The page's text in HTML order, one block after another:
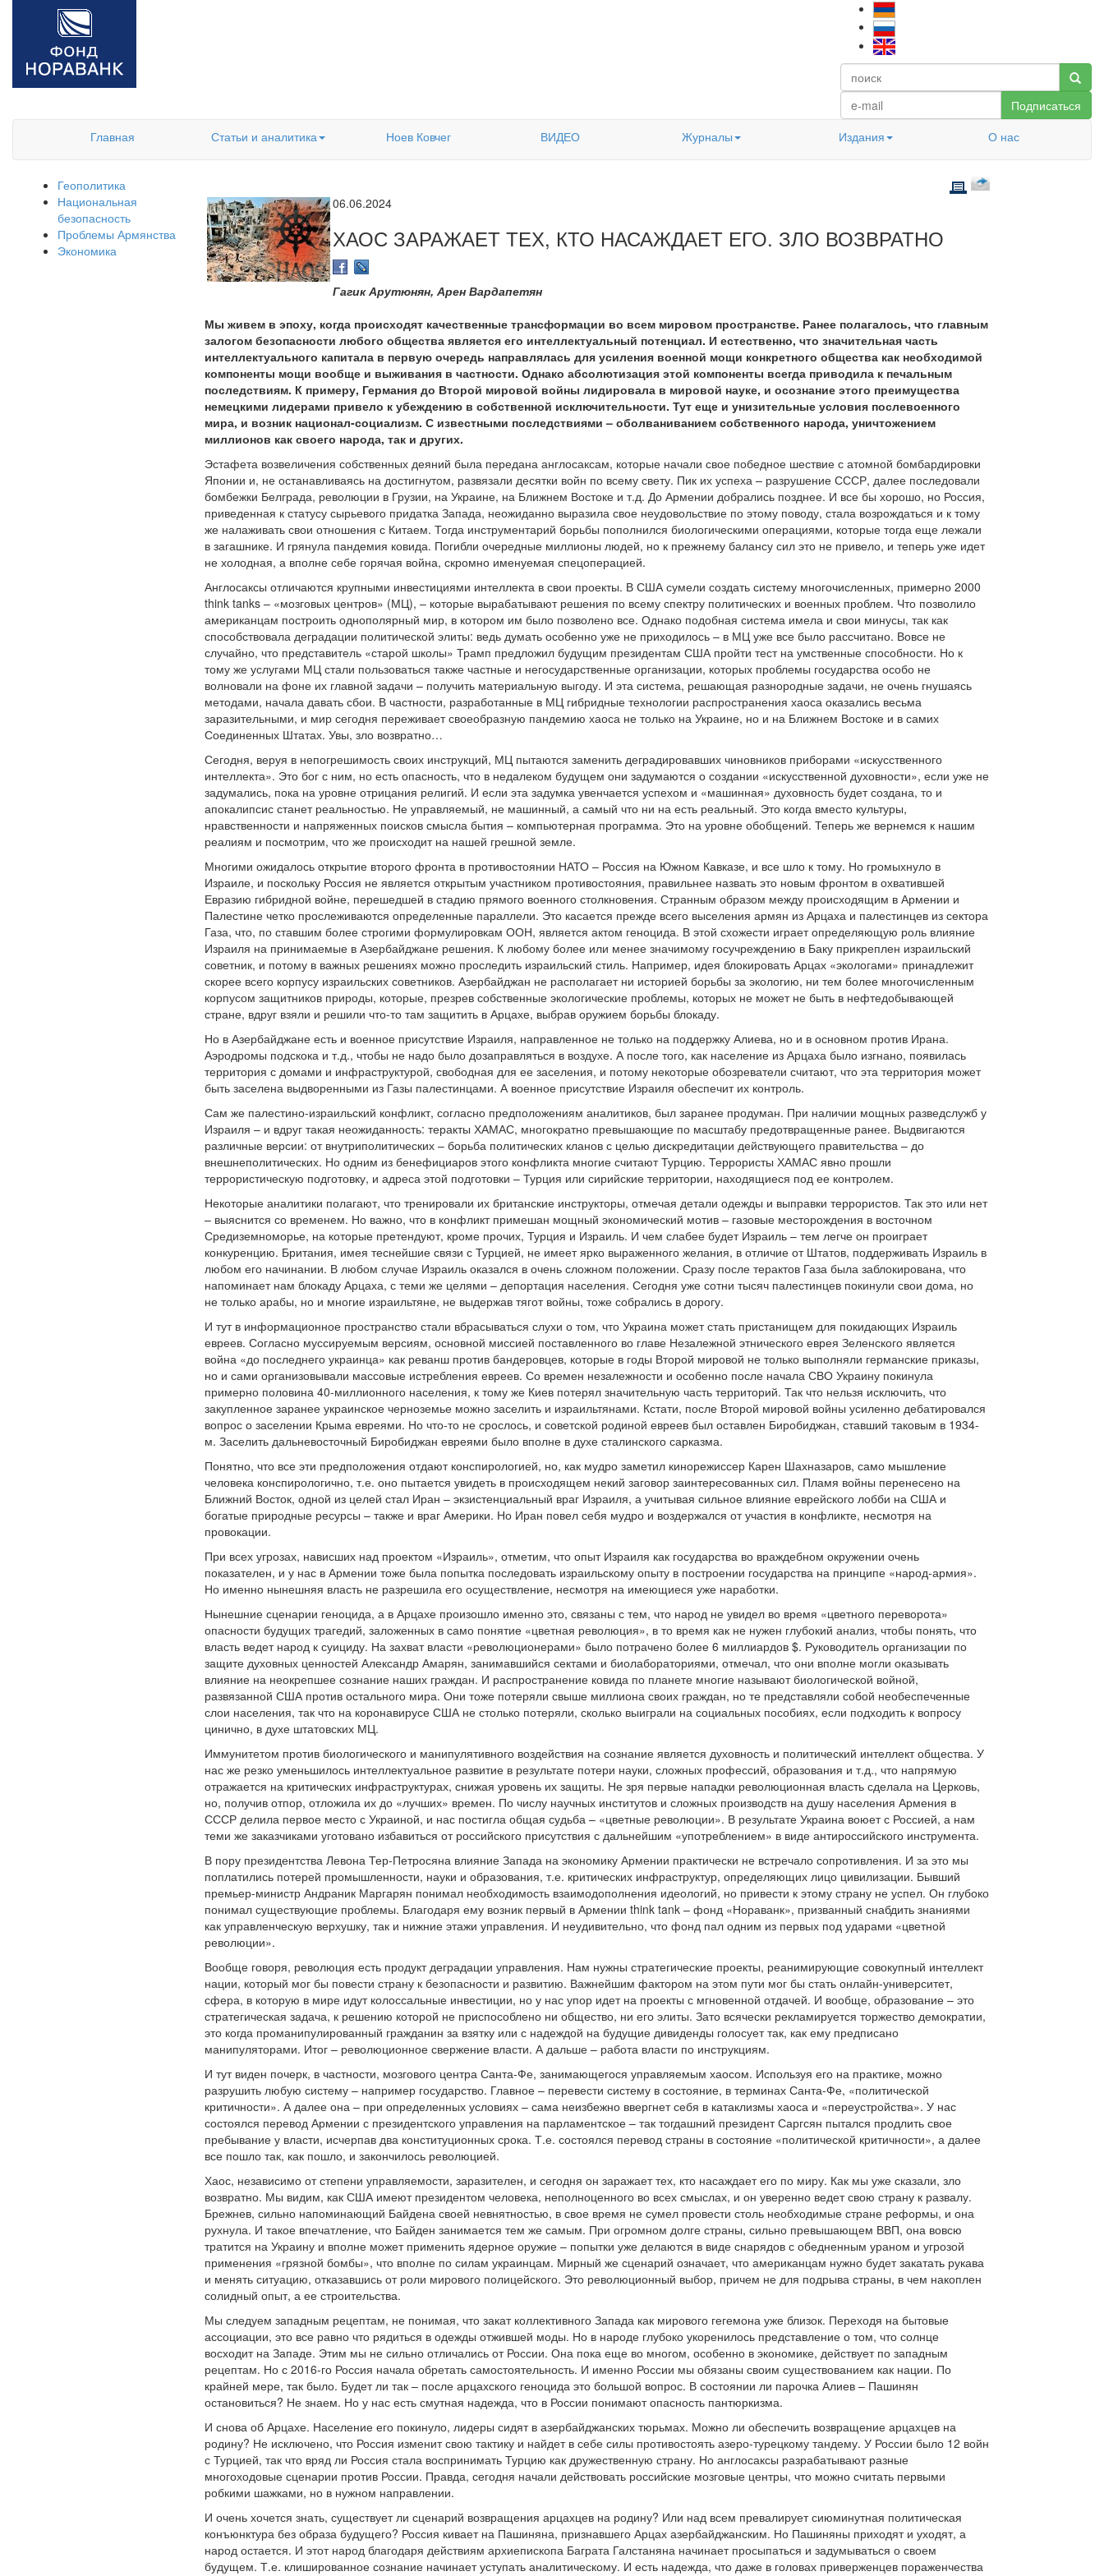
Подписаться
Главная
Статьи и аналитика Ноев Ковчег ВИДЕО Журналы Издания О нас
Геополитика
Национальная
безопасность
Проблемы Армянства
Экономика
06.06.2024
ХАОС ЗАРАЖАЕТ ТЕХ, КТО НАСАЖДАЕТ ЕГО. ЗЛО ВОЗВРАТНО
Гагик Арутюнян, Арен Вардапетян
Мы живем в эпоху, когда происходят качественные трансформации во всем мировом пространстве. Ранее полагалось, что главным
залогом безопасности любого общества является его интеллектуальный потенциал. И естественно, что значительная часть
интеллектуального капитала в первую очередь направлялась для усиления военной мощи конкретного общества как необходимой
компоненты мощи вообще и выживания в частности. Однако абсолютизация этой компоненты всегда приводила к печальным
последствиям. К примеру, Германия до Второй мировой войны лидировала в мировой науке, и осознание этого преимущества
немецкими лидерами привело к убеждению в собственной исключительности. Тут еще и унизительные условия послевоенного
мира, и возник национал-социализм. С известными последствиями – оболваниванием собственного народа, уничтожением
миллионов как своего народа, так и других.
Эстафета возвеличения собственных деяний была передана англосаксам, которые начали свое победное шествие с атомной бомбардировки
Японии и, не останавливаясь на достигнутом, развязали десятки войн по всему свету. Пик их успеха – разрушение СССР, далее последовали
бомбежки Белграда, революции в Грузии, на Украине, на Ближнем Востоке и т.д. До Армении добрались позднее. И все бы хорошо, но Россия,
приведенная к статусу сырьевого придатка Запада, неожиданно выразила свое неудовольствие по этому поводу, стала возрождаться и к тому
же налаживать свои отношения с Китаем. Тогда инструментарий борьбы пополнился биологическими операциями, которые тогда еще лежали
в загашнике. И грянула пандемия ковида. Погибли очередные миллионы людей, но к прежнему балансу сил это не привело, и теперь уже идет
не холодная, а вполне себе горячая война, скромно именуемая спецоперацией.
Англосаксы отличаются крупными инвестициями интеллекта в свои проекты. В США сумели создать систему многочисленных, примерно 2000
think tanks – «мозговых центров» (МЦ), – которые вырабатывают решения по всему спектру политических и военных проблем. Что позволило
американцам построить однополярный мир, в котором им было позволено все. Однако подобная система имела и свои минусы, так как
способствовала деградации политической элиты: ведь думать особенно уже не приходилось – в МЦ уже все было рассчитано. Вовсе не
случайно, что представитель «старой школы» Трамп предложил будущим президентам США пройти тест на умственные способности. Но к
тому же услугами МЦ стали пользоваться также частные и негосударственные организации, которых проблемы государства особо не
волновали на фоне их главной задачи – получить материальную выгоду. И эта система, решающая разнородные задачи, не очень гнушаясь
методами, начала давать сбои. В частности, разработанные в МЦ гибридные технологии распространения хаоса оказались весьма
заразительными, и мир сегодня переживает своеобразную пандемию хаоса не только на Украине, но и на Ближнем Востоке и в самих
Соединенных Штатах. Увы, зло возвратно…
Сегодня, веруя в непогрешимость своих инструкций, МЦ пытаются заменить деградировавших чиновников приборами «искусственного
интеллекта». Это бог с ним, но есть опасность, что в недалеком будущем они задумаются о создании «искусственной духовности», если уже не
задумались, пока на уровне отрицания религий. И если эта задумка увенчается успехом и «машинная» духовность будет создана, то и
апокалипсис станет реальностью. Не управляемый, не машинный, а самый что ни на есть реальный. Это когда вместо культуры,
нравственности и напряженных поисков смысла бытия – компьютерная программа. Это на уровне обобщений. Теперь же вернемся к нашим
реалиям и посмотрим, что же происходит на нашей грешной земле.
Многими ожидалось открытие второго фронта в противостоянии НАТО – Россия на Южном Кавказе, и все шло к тому. Но громыхнуло в
Израиле, и поскольку Россия не является открытым участником противостояния, правильнее назвать это новым фронтом в охватившей
Евразию гибридной войне, перешедшей в стадию прямого военного столкновения. Странным образом между происходящим в Армении и
Палестине четко прослеживаются определенные параллели. Это касается прежде всего выселения армян из Арцаха и палестинцев из сектора
Газа, что, по ставшим более строгими формулировкам ООН, является актом геноцида. В этой схожести играет определяющую роль влияние
Израиля на принимаемые в Азербайджане решения. К любому более или менее значимому госучреждению в Баку прикреплен израильский
советник, и потому в важных решениях можно проследить израильский стиль. Например, идея блокировать Арцах «экологами» принадлежит
скорее всего корпусу израильских советников. Азербайджан не располагает ни историей борьбы за экологию, ни тем более многочисленным
корпусом защитников природы, которые, презрев собственные экологические проблемы, которых не может не быть в нефтедобывающей
стране, вдруг взяли и решили что-то там защитить в Арцахе, выбрав оружием борьбы блокаду.
Но в Азербайджане есть и военное присутствие Израиля, направленное не только на поддержку Алиева, но и в основном против Ирана.
Аэродромы подскока и т.д., чтобы не надо было дозаправляться в воздухе. А после того, как население из Арцаха было изгнано, появилась
территория с домами и инфраструктурой, свободная для ее заселения, и потому некоторые обозреватели считают, что эта территория может
быть заселена выдворенными из Газы палестинцами. А военное присутствие Израиля обеспечит их контроль.
Сам же палестино-израильский конфликт, согласно предположениям аналитиков, был заранее продуман. При наличии мощных разведслужб у
Израиля – и вдруг такая неожиданность: теракты ХАМАС, многократно превышающие по масштабу предотвращенные ранее. Выдвигаются
различные версии: от внутриполитических – борьба политических кланов с целью дискредитации действующего правительства – до
внешнеполитических. Но одним из бенефициаров этого конфликта многие считают Турцию. Террористы ХАМАС явно прошли
террористическую подготовку, и адреса этой подготовки – Турция или сирийские территории, находящиеся под ее контролем.
Некоторые аналитики полагают, что тренировали их британские инструкторы, отмечая детали одежды и выправки террористов. Так это или нет
– выяснится со временем. Но важно, что в конфликт примешан мощный экономический мотив – газовые месторождения в восточном
Средиземноморье, на которые претендуют, кроме прочих, Турция и Израиль. И чем слабее будет Израиль – тем легче он проиграет
конкуренцию. Британия, имея теснейшие связи с Турцией, не имеет ярко выраженного желания, в отличие от Штатов, поддерживать Израиль в
любом его начинании. В любом случае Израиль оказался в очень сложном положении. Сразу после терактов Газа была заблокирована, что
напоминает нам блокаду Арцаха, с теми же целями – депортация населения. Сегодня уже сотни тысяч палестинцев покинули свои дома, но
не только арабы, но и многие израильтяне, не выдержав тягот войны, тоже собрались в дорогу.
И тут в информационное пространство стали вбрасываться слухи о том, что Украина может стать пристанищем для покидающих Израиль
евреев. Согласно муссируемым версиям, основной миссией поставленного во главе Незалежной этнического еврея Зеленского является
война «до последнего украинца» как реванш против бандеровцев, которые в годы Второй мировой не только выполняли германские приказы,
но и сами организовывали массовые истребления евреев. Со времен незалежности и особенно после начала СВО Украину покинула
примерно половина 40-миллионного населения, к тому же Киев потерял значительную часть территорий. Так что нельзя исключить, что
закупленное заранее украинское черноземье можно заселить и израильтянами. Кстати, после Второй мировой войны усиленно дебатировался
вопрос о заселении Крыма евреями. Но что-то не срослось, и советской родиной евреев был оставлен Биробиджан, ставший таковым в 1934-
м. Заселить дальневосточный Биробиджан евреями было вполне в духе сталинского сарказма.
Понятно, что все эти предположения отдают конспирологией, но, как мудро заметил кинорежиссер Карен Шахназаров, само мышление
человека конспирологично, т.е. оно пытается увидеть в происходящем некий заговор заинтересованных сил. Пламя войны перенесено на
Ближний Восток, одной из целей стал Иран – экзистенциальный враг Израиля, а учитывая сильное влияние еврейского лобби на США и
богатые природные ресурсы – также и враг Америки. Но Иран повел себя мудро и воздержался от участия в конфликте, несмотря на
провокации.
При всех угрозах, нависших над проектом «Израиль», отметим, что опыт Израиля как государства во враждебном окружении очень
показателен, и у нас в Армении тоже была попытка последовать израильскому опыту в построении государства на принципе «народ-армия».
Но именно нынешняя власть не разрешила его осуществление, несмотря на имеющиеся уже наработки.
Нынешние сценарии геноцида, а в Арцахе произошло именно это, связаны с тем, что народ не увидел во время «цветного переворота»
опасности будущих трагедий, заложенных в само понятие «цветная революция», в то время как не нужен глубокий анализ, чтобы понять, что
власть ведет народ к суициду. На захват власти «революционерами» было потрачено более 6 миллиардов $. Руководитель организации по
защите духовных ценностей Александр Амарян, занимавшийся сектами и биолабораториями, отмечал, что они вполне могли оказывать
влияние на неокрепшее сознание наших граждан. И распространение ковида по планете многие называют биологической войной,
развязанной США против остального мира. Они тоже потеряли свыше миллиона своих граждан, но те представляли собой необеспеченные
слои населения, так что на коронавирусе США не столько потеряли, сколько выиграли на социальных пособиях, если подходить к вопросу
цинично, в духе штатовских МЦ.
Иммунитетом против биологического и манипулятивного воздействия на сознание является духовность и политический интеллект общества. У
нас же резко уменьшилось интеллектуальное развитие в результате потери науки, сложных профессий, образования и т.д., что напрямую
отражается на критических инфраструктурах, снижая уровень их защиты. Не зря первые нападки революционная власть сделала на Церковь,
но, получив отпор, отложила их до «лучших» времен. По числу научных институтов и сложных производств на душу населения Армения в
СССР делила первое место с Украиной, и нас постигла общая судьба – «цветные революции». В результате Украина воюет с Россией, а нам
теми же заказчиками уготовано избавиться от российского присутствия с дальнейшим «употреблением» в виде антироссийского инструмента.
В пору президентства Левона Тер-Петросяна влияние Запада на экономику Армении практически не встречало сопротивления. И за это мы
поплатились потерей промышленности, науки и образования, т.е. критических инфраструктур, определяющих лицо цивилизации. Бывший
премьер-министр Андраник Маргарян понимал необходимость взаимодополнения идеологий, но привести к этому страну не успел. Он глубоко
понимал существующие проблемы. Благодаря ему возник первый в Армении think tank – фонд «Нораванк», призванный снабдить знаниями
как управленческую верхушку, так и нижние этажи управления. И неудивительно, что фонд пал одним из первых под ударами «цветной
революции».
Вообще говоря, революция есть продукт деградации управления. Нам нужны стратегические проекты, реанимирующие совокупный интеллект
нации, который мог бы повести страну к безопасности и развитию. Важнейшим фактором на этом пути мог бы стать онлайн-университет,
сфера, в которую в мире идут колоссальные инвестиции, но у нас упор идет на проекты с мгновенной отдачей. И вообще, образование – это
стратегическая задача, к решению которой не приспособлено ни общество, ни его элиты. Зато всячески рекламируется торжество демократии,
это когда проманипулированный гражданин за взятку или с надеждой на будущие дивиденды голосует так, как ему предписано
манипуляторами. Итог – революционное свержение власти. А дальше – работа власти по инструкциям.
И тут виден почерк, в частности, мозгового центра Санта-Фе, занимающегося управляемым хаосом. Используя его на практике, можно
разрушить любую систему – например государство. Главное – перевести систему в состояние, в терминах Санта-Фе, «политической
критичности». А далее она – при определенных условиях – сама неизбежно ввергнет себя в катаклизмы хаоса и «переустройства». У нас
состоялся перевод Армении с президентского управления на парламентское – так тогдашний президент Саргсян пытался продлить свое
пребывание у власти, исчерпав два конституционных срока. Т.е. состоялся перевод страны в состояние «политической критичности», а далее
все пошло так, как пошло, и закончилось революцией.
Хаос, независимо от степени управляемости, заразителен, и сегодня он заражает тех, кто насаждает его по миру. Как мы уже сказали, зло
возвратно. Мы видим, как США имеют президентом человека, неполноценного во всех смыслах, и он уверенно ведет свою страну к развалу.
Брежнев, сильно напоминающий Байдена своей невнятностью, в свое время не сумел провести столь необходимые стране реформы, и она
рухнула. И такое впечатление, что Байден занимается тем же самым. При огромном долге страны, сильно превышающем ВВП, она вовсю
тратится на Украину и вполне может применить ядерное оружие – попытки уже делаются в виде снарядов с обедненным ураном и угрозой
применения «грязной бомбы», что вполне по силам украинцам. Мирный же сценарий означает, что американцам нужно будет закатать рукава
и менять ситуацию, отказавшись от роли мирового полицейского. Это революционный выбор, причем не для подрыва страны, в чем накоплен
солидный опыт, а ее строительства.
Мы следуем западным рецептам, не понимая, что закат коллективного Запада как мирового гегемона уже близок. Переходя на бытовые
ассоциации, это все равно что рядиться в одежды отжившей моды. Но в народе глубоко укоренилось представление о том, что солнце
восходит на Западе. Этим мы не сильно отличались от России. Она пока еще во многом, особенно в экономике, действует по западным
рецептам. Но с 2016-го Россия начала обретать самостоятельность. И именно России мы обязаны своим существованием как нации. По
крайней мере, так было. Будет ли так – после арцахского геноцида это большой вопрос. В состоянии ли парочка Алиев – Пашинян
остановиться? Не знаем. Но у нас есть смутная надежда, что в России понимают опасность пантюркизма.
И снова об Арцахе. Население его покинуло, лидеры сидят в азербайджанских тюрьмах. Можно ли обеспечить возвращение арцахцев на
родину? Не исключено, что Россия изменит свою тактику и найдет в себе силы противостоять азеро-турецкому тандему. У России было 12 войн
с Турцией, так что вряд ли Россия стала воспринимать Турцию как дружественную страну. Но англосаксы разрабатывают разные
многоходовые сценарии против России. Правда, сегодня начали действовать российские мозговые центры, что можно считать первыми
робкими шажками, но в нужном направлении.
И очень хочется знать, существует ли сценарий возвращения арцахцев на родину? Или над всем превалирует сиюминутная политическая
конъюнктура без образа будущего? Россия кивает на Пашиняна, признавшего Арцах азербайджанским. Но Пашиняны приходят и уходят, а
народ остается. И этот народ благодаря действиям архиепископа Баграта Галстаняна начинает просыпаться и задумываться о своем
будущем. Т.е. клишированное сознание начинает уступать аналитическому. И есть надежда, что даже в головах приверженцев пораженчества